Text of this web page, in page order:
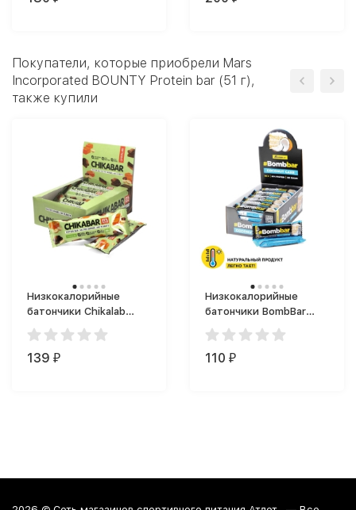
Покупатели, которые приобрели Mars
Incorporated BOUNTY Protein bar (51 г),
также купили
Низкокалорийные
батончики Chikalab
Chikabar (60 г)
139 ₽
Низкокалорийные
батончики BombBar
Батончик
110 ₽